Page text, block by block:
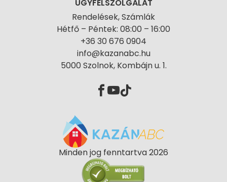
ÜGYFÉLSZOLGÁLAT
Rendelések, Számlák
Hétfő – Péntek: 08:00 – 16:00
+36 30 676 0904
info@kazanabc.hu
5000 Szolnok, Kombájn u. 1.
Minden jog fenntartva 2026